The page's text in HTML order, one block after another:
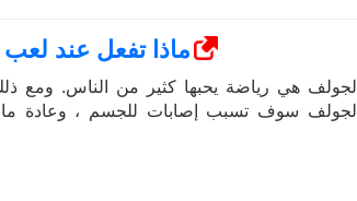
ماذا تفعل عند
الجولف هي رياضة يحبها كثير من الناس. ومع
الجولف سوف تسبب إصابات للجسم ، وعادة ما